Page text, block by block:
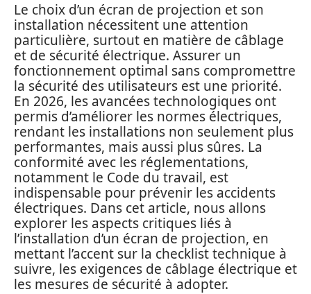
Le choix d’un écran de projection et son
installation nécessitent une attention
particulière, surtout en matière de câblage
et de sécurité électrique. Assurer un
fonctionnement optimal sans compromettre
la sécurité des utilisateurs est une priorité.
En 2026, les avancées technologiques ont
permis d’améliorer les normes électriques,
rendant les installations non seulement plus
performantes, mais aussi plus sûres. La
conformité avec les réglementations,
notamment le Code du travail, est
indispensable pour prévenir les accidents
électriques. Dans cet article, nous allons
explorer les aspects critiques liés à
l’installation d’un écran de projection, en
mettant l’accent sur la checklist technique à
suivre, les exigences de câblage électrique et
les mesures de sécurité à adopter.